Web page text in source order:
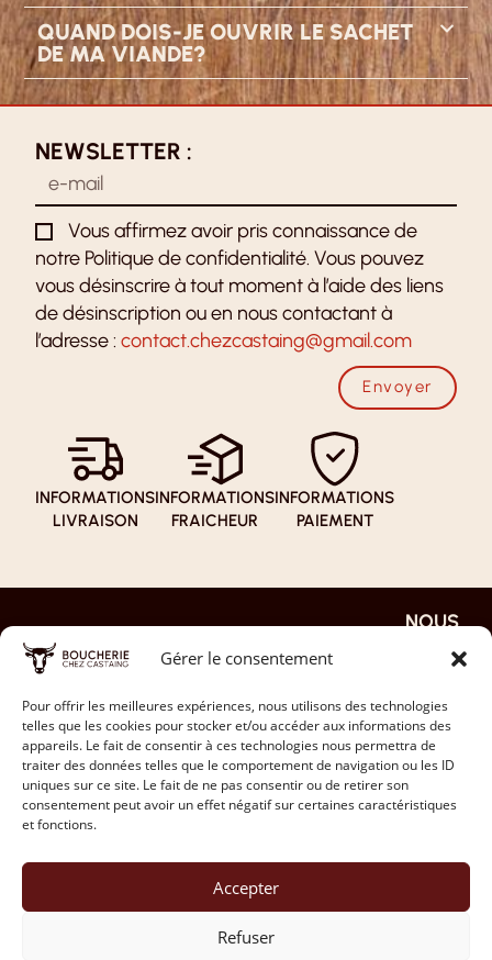
Gérer le consentement
Pour offrir les meilleures expériences, nous utilisons des technologies
telles que les cookies pour stocker et/ou accéder aux informations des
appareils. Le fait de consentir à ces technologies nous permettra de
traiter des données telles que le comportement de navigation ou les ID
uniques sur ce site. Le fait de ne pas consentir ou de retirer son
consentement peut avoir un effet négatif sur certaines caractéristiques
et fonctions.
Accepter
Refuser
QUAND DOIS-JE OUVRIR LE SACHET
DE MA VIANDE?
NEWSLETTER :
Vous affirmez avoir pris connaissance de
notre Politique de confidentialité. Vous pouvez
vous désinscrire à tout moment à l’aide des liens
de désinscription ou en nous contactant à
l’adresse :contact.chezcastaing@gmail.com
Envoyer
INFORMATIONS
LIVRAISON
INFORMATIONS
FRAICHEUR
INFORMATIONS
PAIEMENT
PAGES
NOTRE
HISTOIRE
CONTACT
BOUTI
NOS
VIANDES
MON
PANIER
SAVOI
LA FAQ
NOS
PARTENAIRES
LES AVIS
NOUS
DÉPOSE
MON CV
INSTAGRAM
TIKTOK